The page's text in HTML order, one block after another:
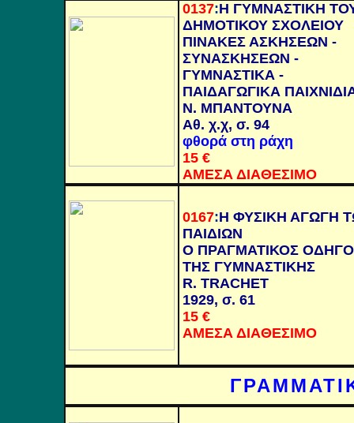
0137:Η ΓΥΜΝΑΣΤΙΚΗ
ΔΗΜΟΤΙΚΟΥ ΣΧΟΛΕΙΟΥ
ΠΙΝΑΚΕΣ ΑΣΚΗΣΕΩΝ -
ΣΥΝΑΣΚΗΣΕΩΝ -
ΓΥΜΝΑΣΤΙΚΑ -
ΠΑΙΔΑΓΩΓΙΚΑ
Ν. ΜΠΑΝΤΟΥΝΑ
Αθ. χ.χ, σ. 94
φθορά στη ράχη
15 €
ΑΜΕΣΑ ΔΙΑΘΕΣΙΜΟ
0167:Η ΦΥΣΙΚΗ ΑΓΩΓΗ
ΠΑΙΔΙΩΝ
Ο ΠΡΑΓΜΑΤΙΚΟΣ
ΤΗΣ ΓΥΜΝΑΣΤΙΚΗΣ
R. TRACHET
1929, σ. 61
15 €
ΑΜΕΣΑ ΔΙΑΘΕΣΙΜΟ